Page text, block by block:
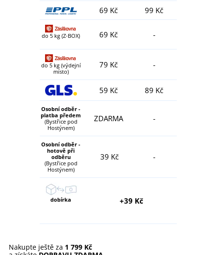
69 Kč
99 Kč
do 5 kg (Z-BOX) 69 Kč -
do 5 kg (výdejní
místo)
79 Kč -
59 Kč 89 Kč
Osobní odběr -
platba předem
(Bystřice pod
Hostýnem)
ZDARMA -
Osobní odběr -
hotově při
odběru
(Bystřice pod
Hostýnem)
39 Kč -
dobírka +39 Kč
Nakupte ještě za 1 799 Kč